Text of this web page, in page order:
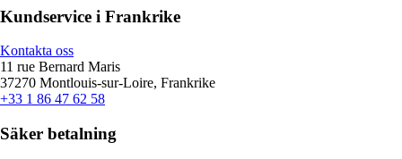
Kundservice i Frankrike
Kontakta oss
11 rue Bernard Maris
37270 Montlouis-sur-Loire, Frankrike
+33 1 86 47 62 58
Säker betalning